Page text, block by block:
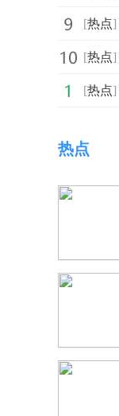
[热点]
[热点]
[热点]
热点